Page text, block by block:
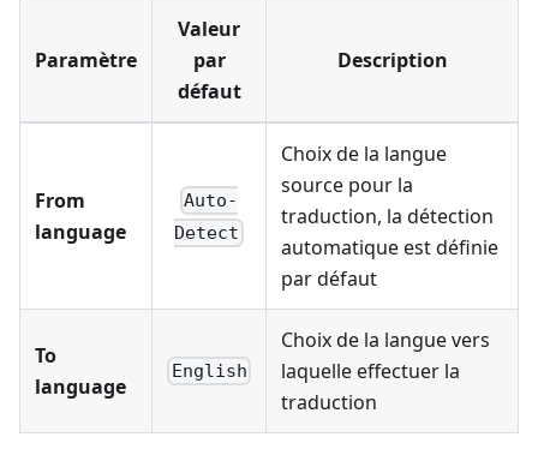
Paramètre
Valeur
par
défaut
Description
From
language
Auto-
Detect
Choix de la langue
source pour la
traduction, la détection
automatique est définie
par défaut
To
language
English
Choix de la langue vers
laquelle effectuer la
traduction